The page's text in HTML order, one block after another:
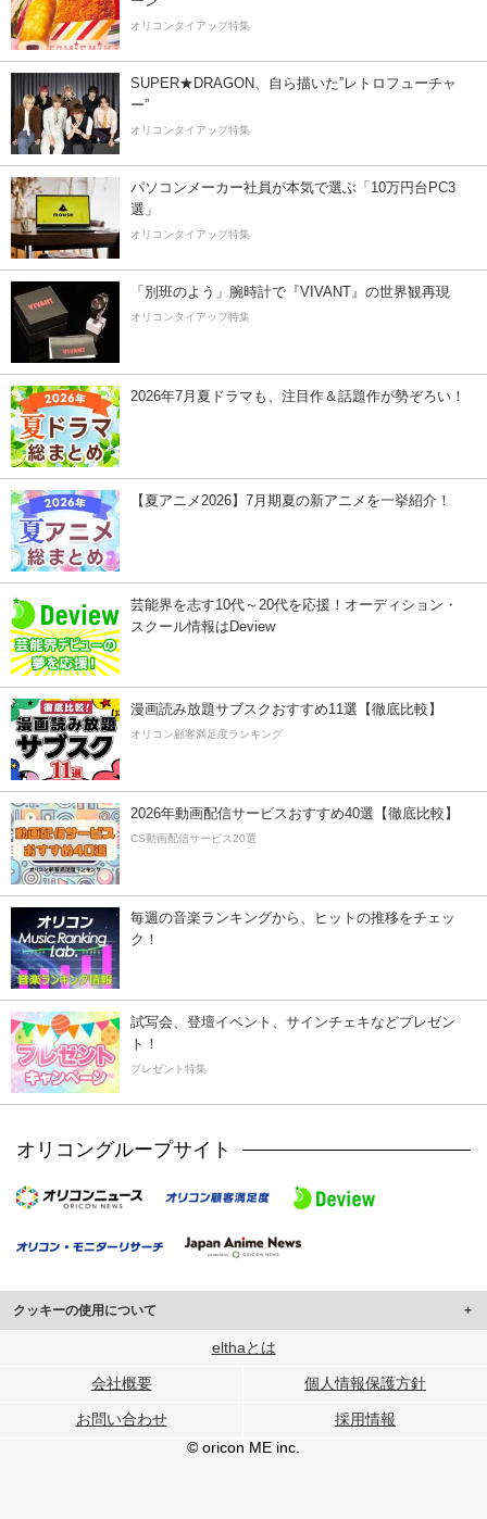
オリコンタイアップ特集
SUPER★DRAGON、自ら描いた”レトロフューチャ
ー”
オリコンタイアップ特集
パソコンメーカー社員が本気で選ぶ「10万円台PC3
選」
オリコンタイアップ特集
「別班のよう」腕時計で『VIVANT』の世界観再現
オリコンタイアップ特集
2026年7月夏ドラマも、注目作＆話題作が勢ぞろい！
【夏アニメ2026】7月期夏の新アニメを一挙紹介！
芸能界を志す10代～20代を応援！オーディション・
スクール情報はDeview
漫画読み放題サブスクおすすめ11選【徹底比較】
オリコン顧客満足度ランキング
2026年動画配信サービスおすすめ40選【徹底比較】
CS動画配信サービス20選
毎週の音楽ランキングから、ヒットの推移をチェッ
ク！
試写会、登壇イベント、サインチェキなどプレゼン
ト！
プレゼント特集
オリコングループサイト
クッキーの使用について
このサイトでは Cookie を使用して、ユーザーに合わせたコンテンツや広告の
行っています。
メディアや広告配信、データ解析の各パートナーに提供しています。
各パートナーは、この情報とユーザーが各パートナーに提供した他の情報や、
ユーザーが各パートナーのサービスを使用したときに収集した他の情報を組み
elthaとは
会社概要 個人情報保護方針
お問い合わせ
採用情報
© oricon ME inc.